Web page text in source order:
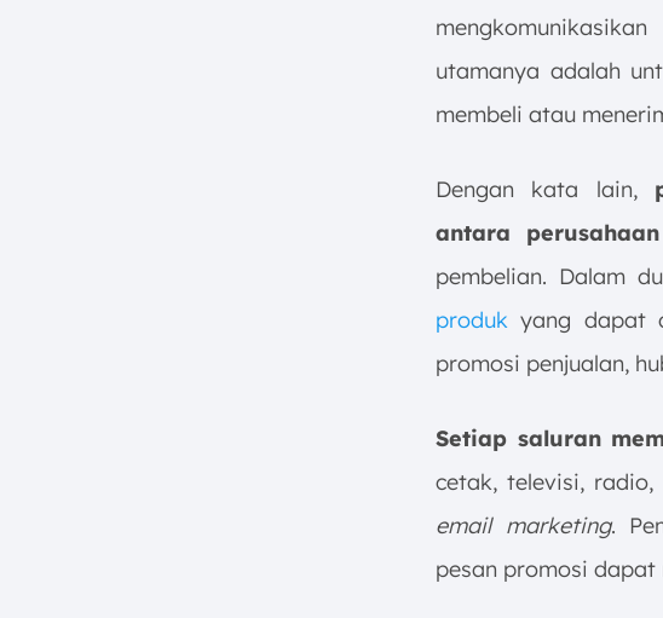
utamanya adalah
membeli atau
Dengan kata lain,
antara
pembelian. Dalam
produk yang dapat
promosi penjualan,
Setiap saluran
cetak, televisi, radio,
email marketing.
pesan promosi dapat